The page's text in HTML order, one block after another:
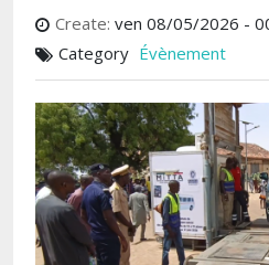
Create: ven 08/05/2026 -
Category Évènement